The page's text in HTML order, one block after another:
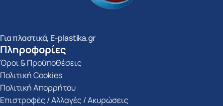
Για πλαστικά, E-plastika.gr
Πληροφορίες
Όροι & Προϋποθέσεις
Πολιτική Cookies
Πολιτική Απορρήτου
Επιστροφές / Αλλαγές / Ακυρώσεις